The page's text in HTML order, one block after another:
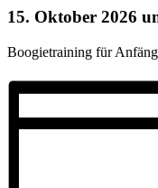
15. Oktober 2026
Boogietraining für